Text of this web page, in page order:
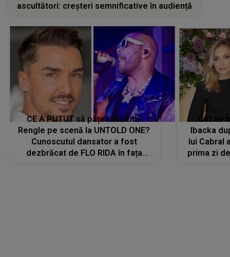
ascultători: creșteri semnificative în audiență
CE A PUTUT să pățească Emil
Rengle pe scenă la UNTOLD ONE?
Cunoscutul dansator a fost
dezbrăcat de FLO RIDA în fața
Cât de
Ibacka
lui Cabral
prima zi